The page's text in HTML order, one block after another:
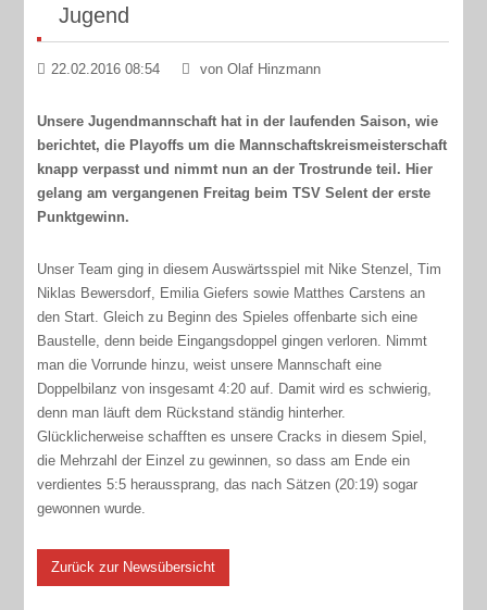
Jugend
22.02.2016 08:54 von Olaf Hinzmann
Unsere Jugendmannschaft hat in der laufenden Saison, wie
berichtet, die Playoffs um die Mannschaftskreismeisterschaft
knapp verpasst und nimmt nun an der Trostrunde teil. Hier
gelang am vergangenen Freitag beim TSV Selent der erste
Punktgewinn.
Unser Team ging in diesem Auswärtsspiel mit Nike Stenzel, Tim
Niklas Bewersdorf, Emilia Giefers sowie Matthes Carstens an
den Start. Gleich zu Beginn des Spieles offenbarte sich eine
Baustelle, denn beide Eingangsdoppel gingen verloren. Nimmt
man die Vorrunde hinzu, weist unsere Mannschaft eine
Doppelbilanz von insgesamt 4:20 auf. Damit wird es schwierig,
denn man läuft dem Rückstand ständig hinterher.
Glücklicherweise schafften es unsere Cracks in diesem Spiel,
die Mehrzahl der Einzel zu gewinnen, so dass am Ende ein
verdientes 5:5 heraussprang, das nach Sätzen (20:19) sogar
gewonnen wurde.
Zurück zur Newsübersicht